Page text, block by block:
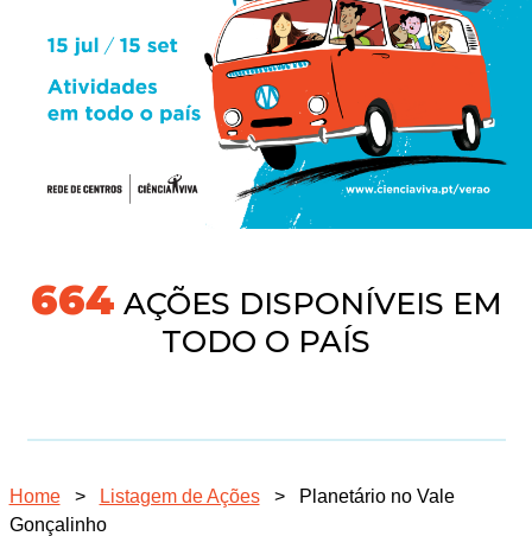
704 AÇÕES DISPONÍVEIS EM
TODO O PAÍS
Home > Listagem de Ações >
Planetário no Vale
Gonçalinho